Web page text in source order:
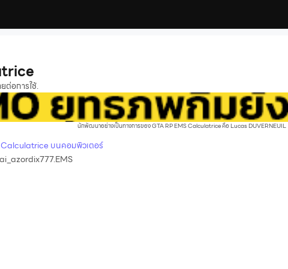
ต่อการใช้.
นักพัฒนาอย่างเป็นทางการของ GTA RP EMS Calculatrice คือ Lucas DUVERNEUIL
Calculatrice บนคอมพิวเตอร์